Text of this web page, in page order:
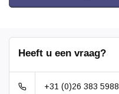
Heeft u een vraag?
+31 (0)26 383 5988